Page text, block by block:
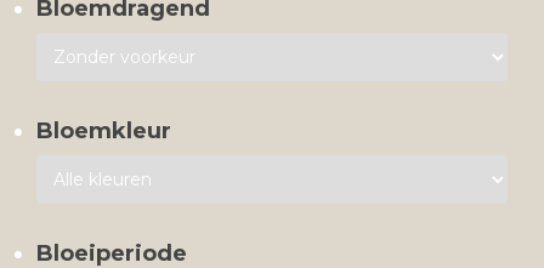
Bloemdragend
Bloemkleur
Bloeiperiode